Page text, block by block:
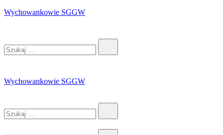
Przejdź
Wychowankowie SGGW
Wychowankowie SGGW